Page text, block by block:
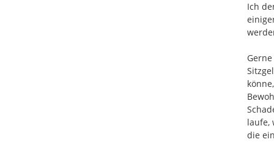
Ich
laufe,
die